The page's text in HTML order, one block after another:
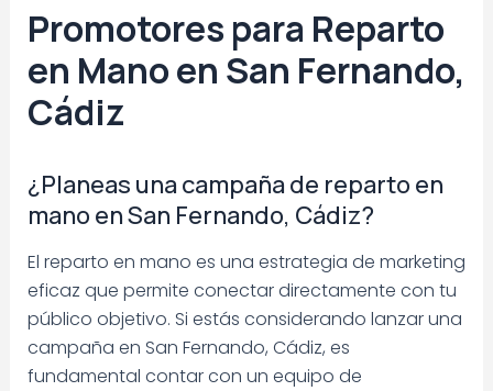
Promotores para Reparto
en Mano en San Fernando,
Cádiz
¿Planeas una campaña de reparto en
mano en San Fernando, Cádiz?
El reparto en mano es una estrategia de marketing
eficaz que permite conectar directamente con tu
público objetivo. Si estás considerando lanzar una
campaña en San Fernando, Cádiz, es
fundamental contar con un equipo de